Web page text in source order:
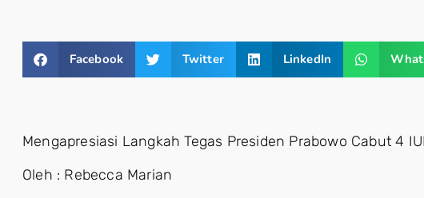
Facebook Twitter LinkedIn
Mengapresiasi Langkah Tegas Presiden Prabowo Cabut 4
Oleh : Rebecca Marian